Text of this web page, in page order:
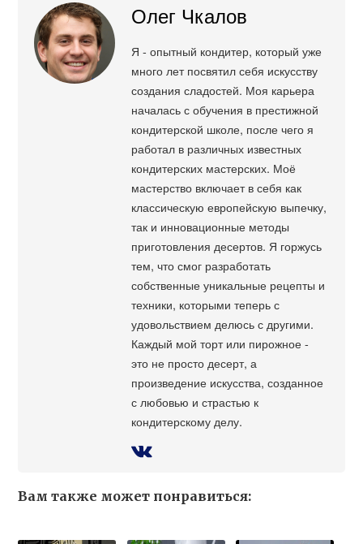
Олег Чкалов
Я - опытный кондитер, который уже
много лет посвятил себя искусству
создания сладостей. Моя карьера
началась с обучения в престижной
кондитерской школе, после чего я
работал в различных известных
кондитерских мастерских. Моё
мастерство включает в себя как
классическую европейскую выпечку,
так и инновационные методы
приготовления десертов. Я горжусь
тем, что смог разработать
собственные уникальные рецепты и
техники, которыми теперь с
удовольствием делюсь с другими.
Каждый мой торт или пирожное -
это не просто десерт, а
произведение искусства, созданное
с любовью и страстью к
кондитерскому делу.
Вам также может понравиться: